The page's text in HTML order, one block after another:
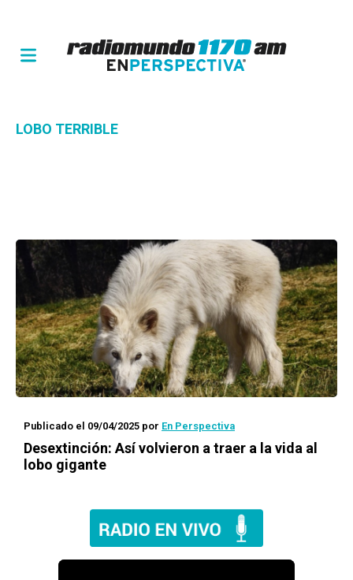
LOBO TERRIBLE
Publicado el 09/04/2025 por En Perspectiva
Desextinción: Así volvieron a traer a la vida al
lobo gigante